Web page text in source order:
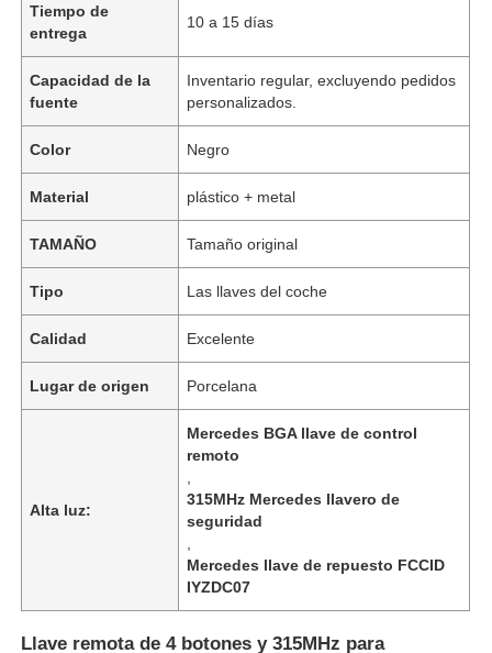
Tiempo de
entrega
10 a 15 días
Capacidad de la
fuente
Inventario regular, excluyendo pedidos
personalizados.
Color Negro
Material plástico + metal
TAMAÑO Tamaño original
Tipo Las llaves del coche
Calidad Excelente
Lugar de origen Porcelana
Alta luz:
Mercedes BGA llave de control
remoto
315MHz Mercedes llavero de
seguridad
Mercedes llave de repuesto FCCID
IYZDC07
Llave remota de 4 botones y 315MHz para